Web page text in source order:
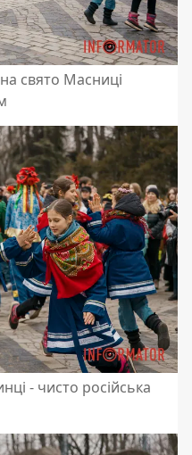
свято Масниці
- чисто російська